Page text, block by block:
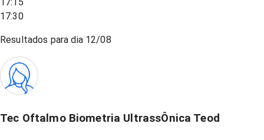
17:15
17:30
Resultados para dia 12/08
Tec Oftalmo Biometria UltrassÔnica Teod